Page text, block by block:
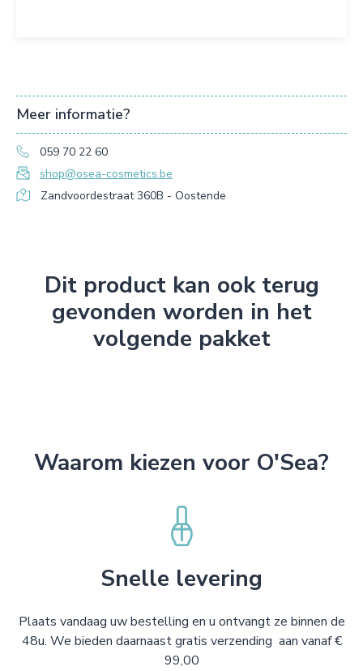
Meer informatie?
059 70 22 60
shop@osea-cosmetics.be
Zandvoordestraat 360B - Oostende
Dit product kan ook terug
gevonden worden in het
volgende pakket
Waarom kiezen voor O'Sea?
Snelle levering
Plaats vandaag uw bestelling en u ontvangt ze binnen de
48u. We bieden daarnaast gratis verzending aan vanaf €
99,00